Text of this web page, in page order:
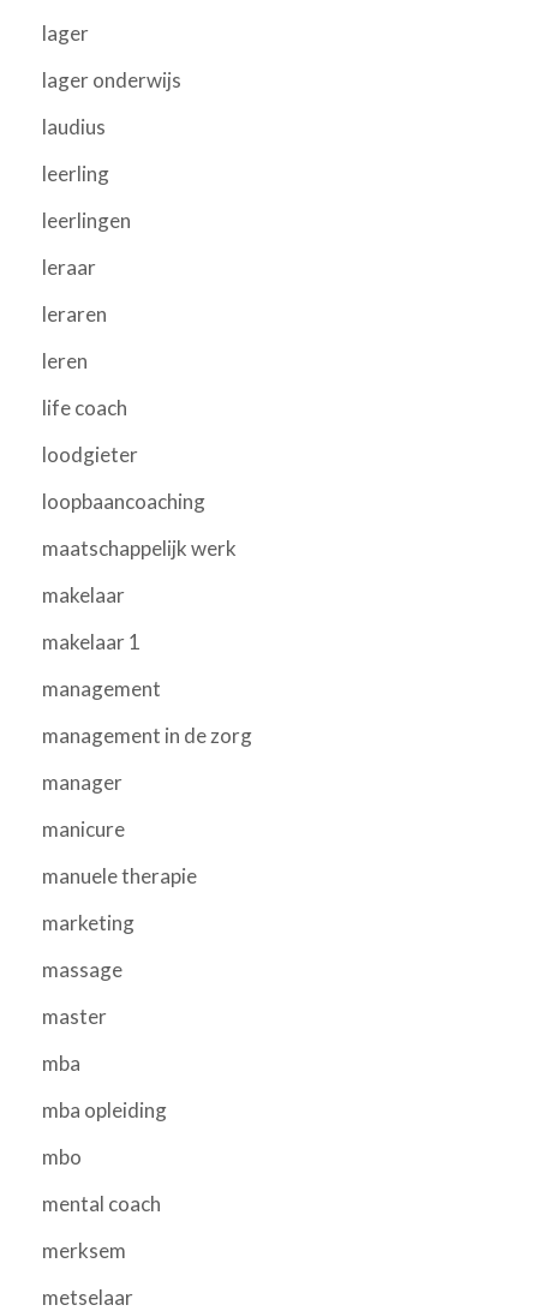
lager
lager onderwijs
laudius
leerling
leerlingen
leraar
leraren
leren
life coach
loodgieter
loopbaancoaching
maatschappelijk werk
makelaar
makelaar 1
management
management in de zorg
manager
manicure
manuele therapie
marketing
massage
master
mba
mba opleiding
mbo
mental coach
merksem
metselaar